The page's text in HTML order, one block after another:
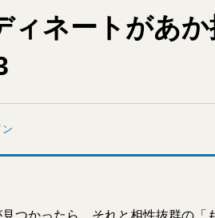
ィネートがあ
つかったら、それと相性抜群の「